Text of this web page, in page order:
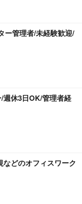
ー管理者/未経験歓迎/
週休3日OK/管理者経
どのオフィスワーク